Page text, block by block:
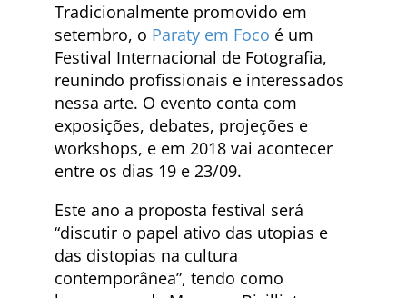
Tradicionalmente promovido em
setembro, o Paraty em Foco é um
Festival Internacional de Fotografia,
reunindo profissionais e interessados
nessa arte. O evento conta com
exposições, debates, projeções e
workshops, e em 2018 vai acontecer
entre os dias 19 e 23/09.
Este ano a proposta festival será
“discutir o papel ativo das utopias e
das distopias na cultura
contemporânea”, tendo como